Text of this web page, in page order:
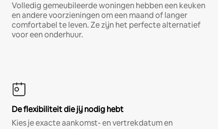
Volledig gemeubileerde woningen hebben een keuken
en andere voorzieningen om een maand of langer
comfortabel te leven. Ze zijn het perfecte alternatief
voor een onderhuur.
De flexibiliteit die jij nodig hebt
Kies je exacte aankomst- en vertrekdatum en